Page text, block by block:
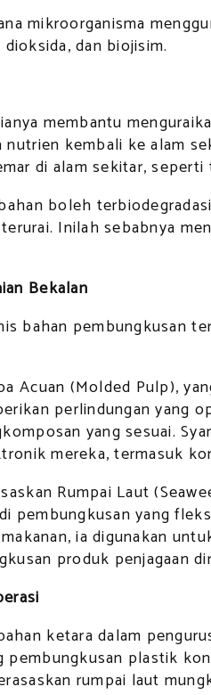
mikroorganisma
dan biojisim.
membantu
kembali ke alam
di alam sekitar, seperti
boleh
Inilah sebabnya
Bekalan
bahan pembungkusan
Acuan (Molded Pulp),
perlindungan yang
yang sesuai.
mereka, termasuk
Rumpai Laut
pembungkusan yang
ia digunakan
produk penjagaan
ketara dalam
plastik
rumpai laut